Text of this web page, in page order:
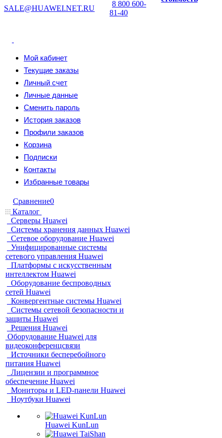
SALE@HUAWEI.NET.RU
8 800 600-
81-40
Мой кабинет
Текущие заказы
Личный счет
Личные данные
Сменить пароль
История заказов
Профили заказов
Корзина
Подписки
Контакты
Избранные товары
Сравнение0
Каталог
Серверы Huawei
Системы хранения данных Huawei
Сетевое оборудование Huawei
Унифицированные системы
сетевого управления Huawei
Платформы с искусственным
интеллектом Huawei
Оборудование беспроводных
сетей Huawei
Конвергентные системы Huawei
Системы сетевой безопасности и
защиты Huawei
Решения Huawei
Оборудование Huawei для
видеоконференцсвязи
Источники бесперебойного
питания Huawei
Лицензии и программное
обеспечение Huawei
Мониторы и LED-панели Huawei
Ноутбуки Huawei
Huawei KunLun